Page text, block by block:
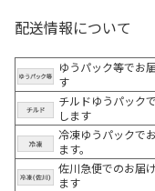
配送情報について
ゆうパック等でお
す
チルドゆうパック
します
冷凍ゆうパックで
ます。
佐川急便でのお届
ます